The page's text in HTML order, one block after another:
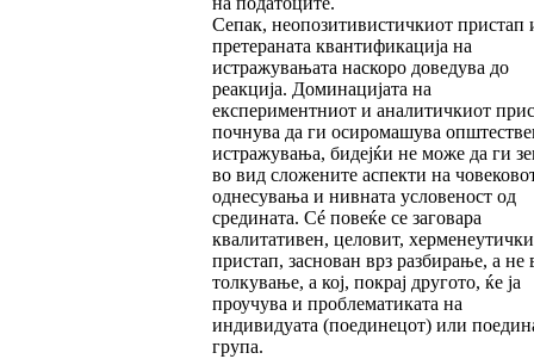
Сепак, неопозитивистичкиот пристап
претераната квантификација на
истражувањата наскоро доведува до
реакција. Доминацијата на
експериментниот и аналитичкиот
почнува да ги осиромашува
истражувања, бидејќи не може да ги
во вид сложените аспекти на
однесувања и нивната условеност од
средината. Сé повеќе се заговара
квалитативен, целовит, херменеутички
пристап, заснован врз разбирање, а не
толкување, а кој, покрај другото, ќе ја
проучува и проблематиката на
индивидуата (поединецот) или
група.